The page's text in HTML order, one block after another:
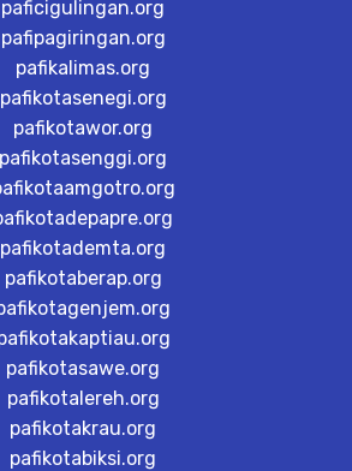
paficigulingan.org
pafipagiringan.org
pafikalimas.org
pafikotasenegi.org
pafikotawor.org
pafikotasenggi.org
pafikotademta.org
pafikotaberap.org
pafikotasawe.org
pafikotalereh.org
pafikotakrau.org
pafikotabiksi.org